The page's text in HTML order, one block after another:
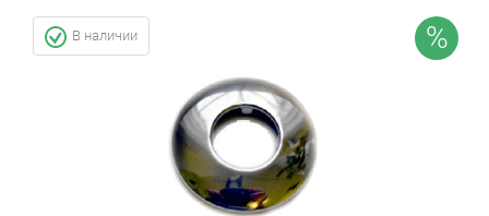
20 ₽
ПОДРОБНЕЕ...
%
В наличии